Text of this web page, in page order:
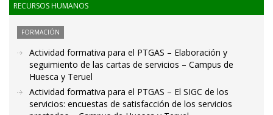
RECURSOS HUMANOS
FORMACIÓN
Actividad formativa para el PTGAS – Elaboración y
seguimiento de las cartas de servicios – Campus de
Huesca y Teruel
Actividad formativa para el PTGAS – El SIGC de los
servicios: encuestas de satisfacción de los servicios